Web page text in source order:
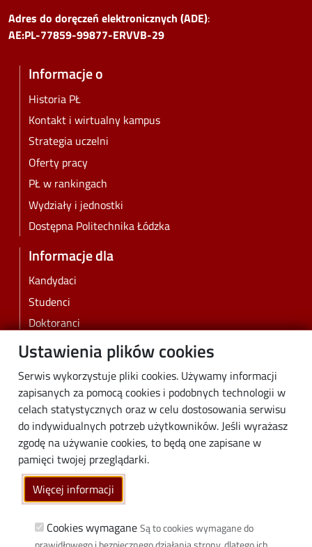
Ustawienia plików cookies
Serwis wykorzystuje pliki cookies. Używamy informacji
zapisanych za pomocą cookies i podobnych technologii w
celach statystycznych oraz w celu dostosowania serwisu
do indywidualnych potrzeb użytkowników. Jeśli wyrażasz
zgodę na używanie cookies, to będą one zapisane w
pamięci twojej przeglądarki.
Więcej informacji
Cookies wymagane Są to cookies wymagane do
Adres do doręczeń elektronicznych (ADE):
AE:PL-77859-99877-ERVVB-29
Informacje o
Historia PŁ
Kontakt i wirtualny kampus
Strategia uczelni
Oferty pracy
PŁ w rankingach
Wydziały i jednostki
Dostępna Politechnika Łódzka
Informacje dla
Kandydaci
Studenci
Doktoranci
Pracownicy
Biznes
Media
Społeczność lokalna
Linki
Wikamp
Poczta elektroniczna
Biblioteka PŁ